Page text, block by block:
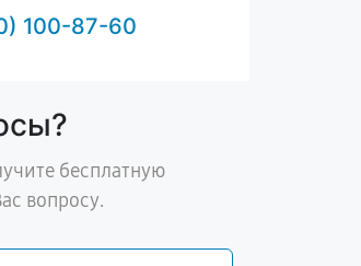
100-87-60
бесплатную
вопросу.